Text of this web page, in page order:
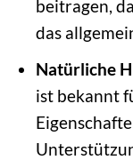
beitragen,
das
Natürliche
ist bekannt